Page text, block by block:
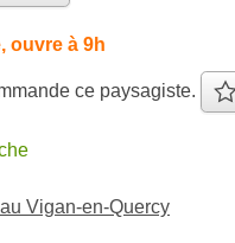
ouvre à 9h
ce paysagiste.
Vigan-en-Quercy